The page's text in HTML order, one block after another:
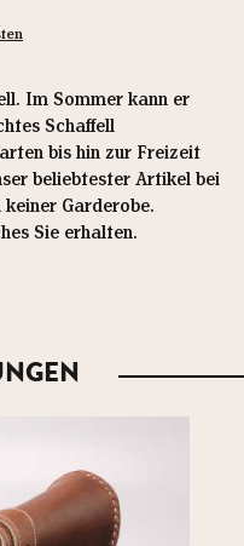
Im Sommer kann er
Schaffell
bis hin zur Freizeit
beliebtester Artikel bei
Garderobe.
Sie erhalten.